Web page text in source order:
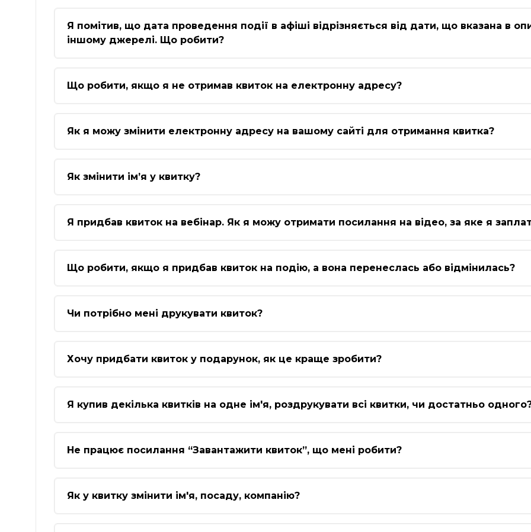
Я помітив, що дата проведення події в афіші відрізняється від дати, що вказана в
іншому джерелі. Що робити?
Що робити, якщо я не отримав квиток на електронну адресу?
Як я можу змінити електронну адресу на вашому сайті для отримання квитка?
Як змінити ім’я у квитку?
Я придбав квиток на вебінар. Як я можу отримати посилання на відео, за яке я
Що робити, якщо я придбав квиток на подію, а вона перенеслась або відмінилась?
Чи потрібно мені друкувати квиток?
Хочу придбати квиток у подарунок, як це краще зробити?
Я купив декілька квитків на одне ім'я, роздрукувати всі квитки, чи достатньо
Не працює посилання “Завантажити квиток”, що мені робити?
Як у квитку змінити ім'я, посаду, компанію?